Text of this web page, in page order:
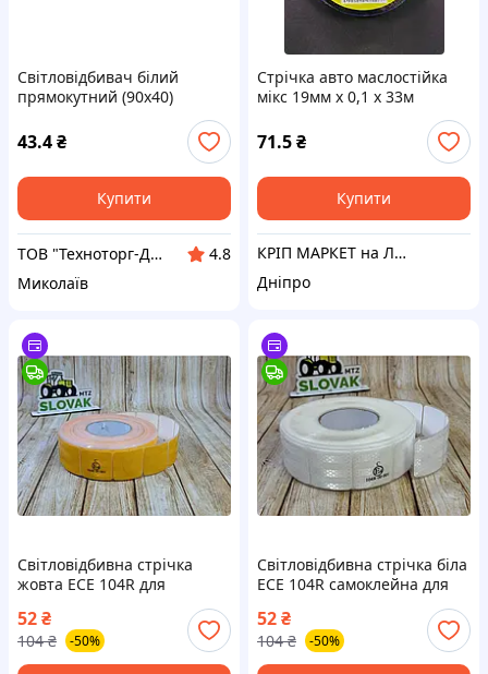
Світловідбивач білий
прямокутний (90х40)
43.4₴
Купити
ТОВ "Техноторг-Дон"
4.8
Миколаїв
Стрічка авто маслостійка
мікс 19мм х 0,1 х 33м
водостійка пожежоопірна
71.5₴
Купити
КРІП МАРКЕТ на Лесі Українки
Дніпро
Світловідбивна стрічка
жовта ECE 104R для
висока видимість у темряві
52₴
104 ₴ -50%
Світловідбивна стрічка біла
ECE 104R самоклейна для
спецтехніки
52₴
104 ₴ -50%